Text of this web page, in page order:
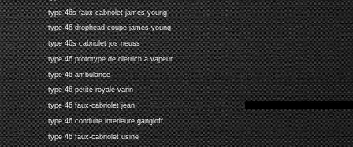
type 46s faux-cabriolet james young
type 46 drophead coupe james young
type 46s cabriolet jos neuss
type 46 prototype de dietrich a vapeur
type 46 ambulance
type 46 petite royale varin
type 46 faux-cabriolet jean
type 46 conduite interieure gangloff
type 46 faux-cabriolet usine